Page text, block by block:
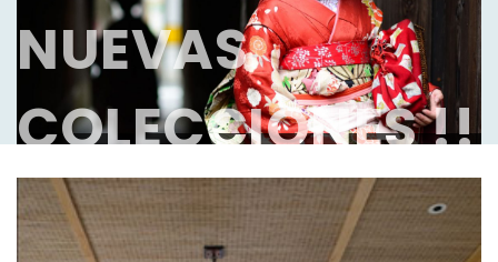
NUEVAS
COLECCIONES !!
Kimono & Haori Vintage originales de Kyoto y Tokyo.
NUEVA COLECCIÓN DE ROPA, DECO Y ACCESORIOSI!